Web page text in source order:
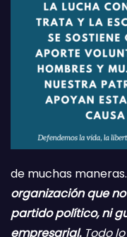
de muchas maneras.
organización que
partido político, ni
empresarial.Todo